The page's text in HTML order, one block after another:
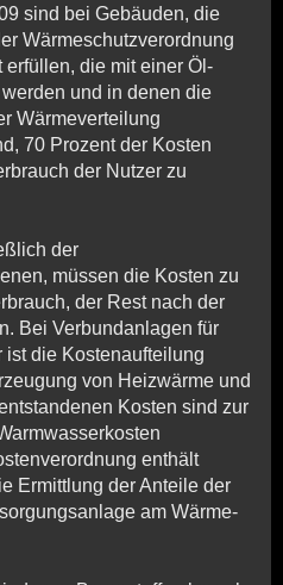
sind bei Gebäuden, die
Wärmeschutzverordnung
die mit einer Öl-
und in denen die
Wärmeverteilung
70 Prozent der Kosten
der Nutzer zu
der
müssen die Kosten zu
der Rest nach der
Bei Verbundanlagen für
ist die Kostenaufteilung
von Heizwärme und
Kosten sind zur
enthält
Ermittlung der Anteile der
am Wärme-